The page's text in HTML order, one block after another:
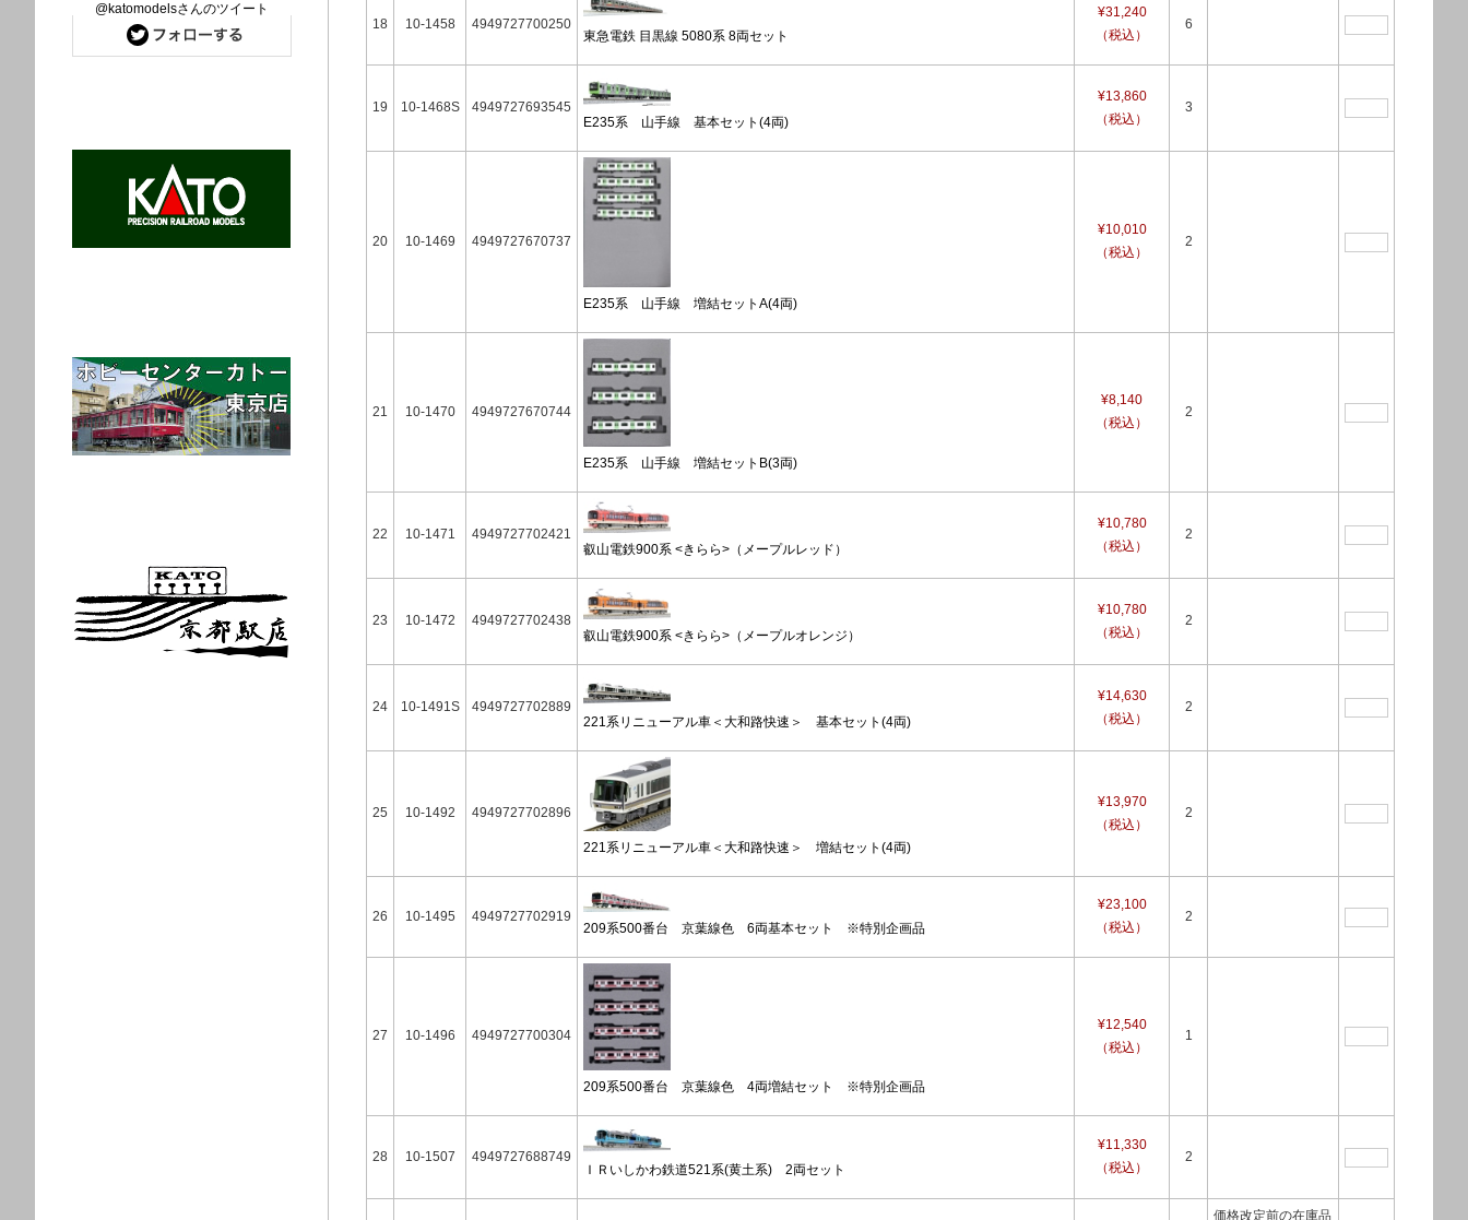
18 10-1458 4949727700250
東急電鉄 目黒線 5080系 8両セット
¥31,240
（税込）
6
19 10-1468S
4949727693545
E235系 山手線 基本セット(4両)
¥13,860
（税込）
3
20 10-1469 4949727670737
E235系 山手線 増結セットA(4両)
¥10,010
（税込）
2
21 10-1470 4949727670744
E235系 山手線 増結セットB(3両)
¥8,140
（税込）
2
22 10-1471
4949727702421
叡山電鉄900系 <きらら>（メープルレッド）
¥10,780
（税込）
2
23 10-1472
4949727702438
叡山電鉄900系 <きらら>（メープルオレンジ）
¥10,780
（税込）
2
24 10-1491S
4949727702889
221系リニューアル車＜大和路快速＞ 基本セット(4両)
¥14,630
（税込）
2
25 10-1492 4949727702896
221系リニューアル車＜大和路快速＞ 増結セット(4両)
¥13,970
（税込）
2
26 10-1495 4949727702919
209系500番台 京葉線色 6両基本セット ※特別企画品
¥23,100
（税込）
2
27 10-1496 4949727700304
209系500番台 京葉線色 4両増結セット ※特別企画品
¥12,540
（税込）
1
28 10-1507
4949727688749
ＩＲいしかわ鉄道521系(黄土系) 2両セット
¥11,330
（税込）
2
価格改定前の在庫品
@katomodelsさんのツイート